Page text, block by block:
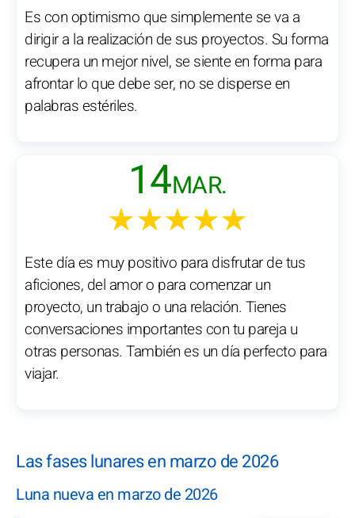
Es con optimismo que simplemente se va a
dirigir a la realización de sus proyectos. Su forma
recupera un mejor nivel, se siente en forma para
afrontar lo que debe ser, no se disperse en
palabras estériles.
14MAR.
★★★★★
Este día es muy positivo para disfrutar de tus
aficiones, del amor o para comenzar un
proyecto, un trabajo o una relación. Tienes
conversaciones importantes con tu pareja u
otras personas. También es un día perfecto para
viajar.
Las fases lunares en marzo de 2026
Luna nueva en marzo de 2026